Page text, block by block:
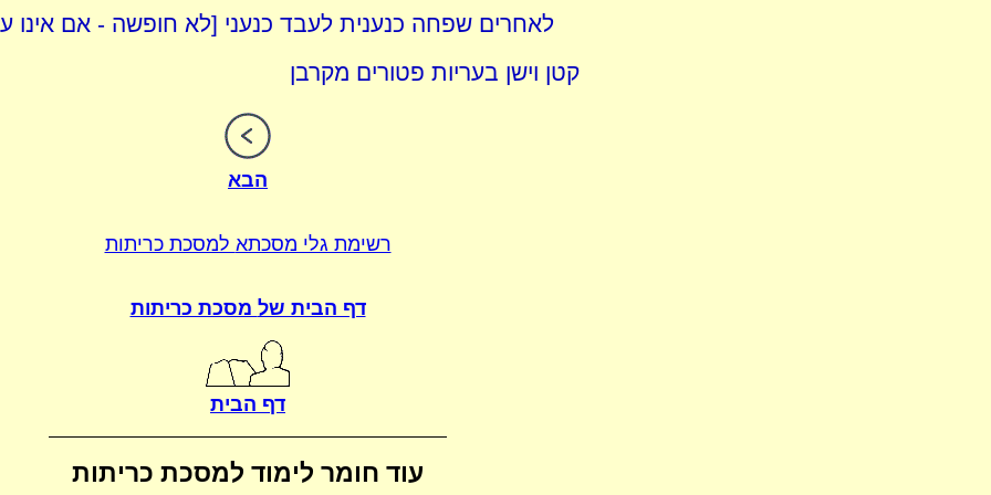
לאחרים שפחה כנענית לעבד כנעני [לא חופשה - אם אינו
קטן וישן בעריות פטורים מקרבן
הבא
רשימת גלי מסכתא למסכת כריתות
דף הבית של מסכת כריתות
דף הבית
עוד חומר לימוד למסכת כריתות